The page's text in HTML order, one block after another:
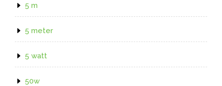
5 m
5 meter
5 watt
50w